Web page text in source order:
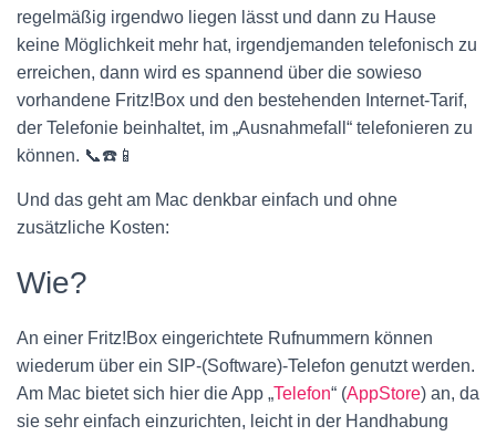
regelmäßig irgendwo liegen lässt und dann zu Hause
keine Möglichkeit mehr hat, irgendjemanden telefonisch zu
erreichen, dann wird es spannend über die sowieso
vorhandene Fritz!Box und den bestehenden Internet-Tarif,
der Telefonie beinhaltet, im „Ausnahmefall“ telefonieren zu
können. 📞☎️📱
Und das geht am Mac denkbar einfach und ohne
zusätzliche Kosten:
Wie?
An einer Fritz!Box eingerichtete Rufnummern können
wiederum über ein SIP-(Software)-Telefon genutzt werden.
Am Mac bietet sich hier die App „Telefon“ (AppStore) an, da
sie sehr einfach einzurichten, leicht in der Handhabung